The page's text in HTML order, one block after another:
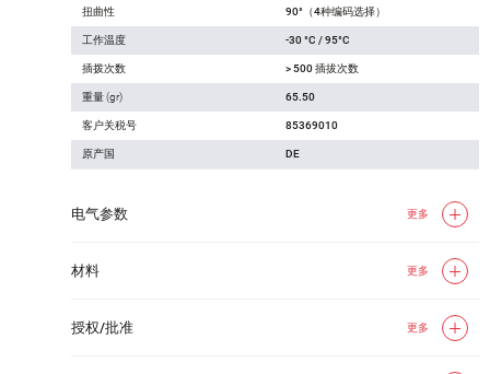
扭曲性 90°（4种编码选择）
工作温度 -30 °C / 95°C
插拨次数 > 500 插拔次数
重量 (gr) 65.50
客户关税号 85369010
原产国 DE
电气参数 更多
材料 更多
授权/批准 更多